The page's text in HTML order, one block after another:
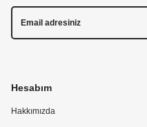
Hesabım
Hakkımızda